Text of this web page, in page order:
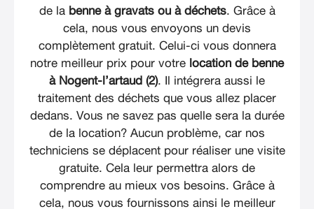
de la benne à gravats ou à déchets. Grâce à
cela, nous vous envoyons un devis
complètement gratuit. Celui-ci vous donnera
notre meilleur prix pour votre location de benne
à Nogent-l’artaud (2). Il intégrera aussi le
traitement des déchets que vous allez placer
dedans. Vous ne savez pas quelle sera la durée
de la location? Aucun problème, car nos
techniciens se déplacent pour réaliser une visite
gratuite. Cela leur permettra alors de
comprendre au mieux vos besoins. Grâce à
cela, nous vous fournissons ainsi le meilleur